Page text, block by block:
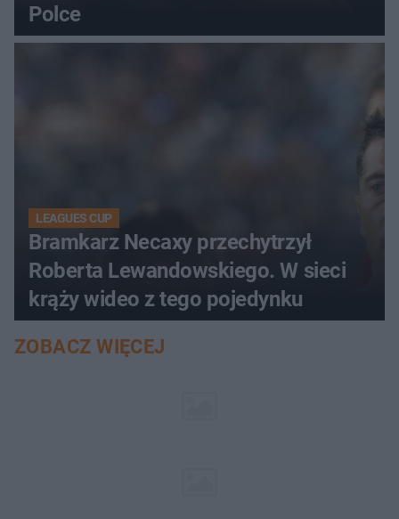
Polce
LEAGUES CUP
Bramkarz Necaxy przechytrzył
Roberta Lewandowskiego. W sieci
krąży wideo z tego pojedynku
ZOBACZ WIĘCEJ